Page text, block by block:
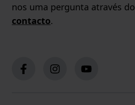
nos uma pergunta através do
contacto.